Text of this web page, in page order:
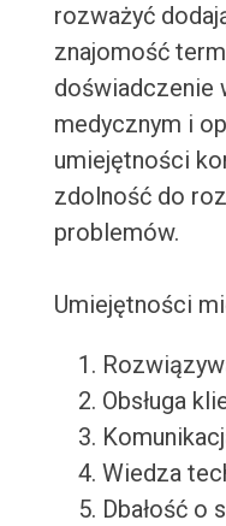
rozważyć
znajomość
doświadczenie
medycznym i
umiejętności
zdolność do
problemów.
Umiejętności
Obsługa
Wiedza
Dbałość o